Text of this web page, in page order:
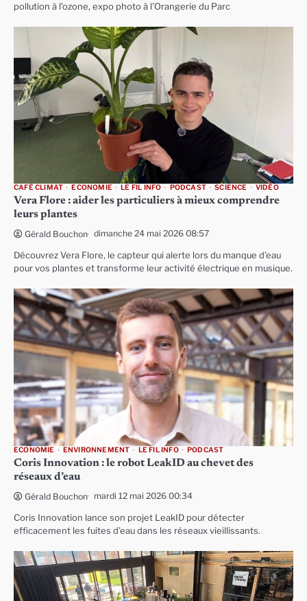
pollution à l’ozone, expo photo à l’Orangerie du Parc
CAFÉ CLIMAT ECONOMIE LE FIL INFO PODCAST SCIENCE VIDÉO
Vera Flore : aider les particuliers à mieux comprendre
leurs plantes
Gérald Bouchon dimanche 24 mai 2026 08:57
Découvrez Vera Flore, le capteur qui alerte lors du manque d’eau
pour vos plantes et transforme leur activité électrique en musique.
ECONOMIE ENVIRONNEMENT LE FIL INFO PODCAST
Coris Innovation : le robot LeakID au chevet des
réseaux d’eau
Gérald Bouchon mardi 12 mai 2026 00:34
Coris Innovation lance son projet LeakID pour détecter
efficacement les fuites d’eau dans les réseaux vieillissants.